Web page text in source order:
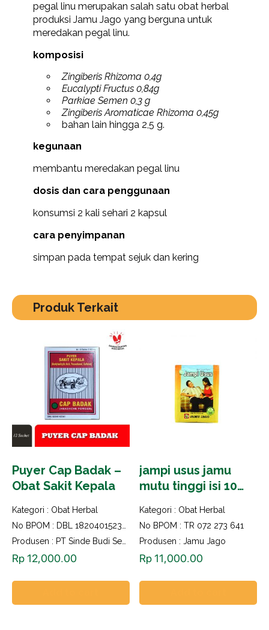
pegal linu merupakan salah satu obat herbal
produksi Jamu Jago yang berguna untuk
meredakan pegal linu.
komposisi
Zingiberis Rhizoma 0,4g
Eucalypti Fructus 0,84g
Parkiae Semen 0,3 g
Zingiberis Aromaticae Rhizoma 0,45g
bahan lain hingga 2,5 g.
kegunaan
membantu meredakan pegal linu
dosis dan cara penggunaan
konsumsi 2 kali sehari 2 kapsul
cara penyimpanan
simpan pada tempat sejuk dan kering
Produk Terkait
Puyer Cap Badak –
Obat Sakit Kepala
Kategori : Obat Herbal
Rp12,000.00
jampi usus jamu
mutu tinggi isi 10
Kategori : Obat Herbal
No BPOM : TR 072 273 641
Produsen : Jamu Jago
Rp11,000.00